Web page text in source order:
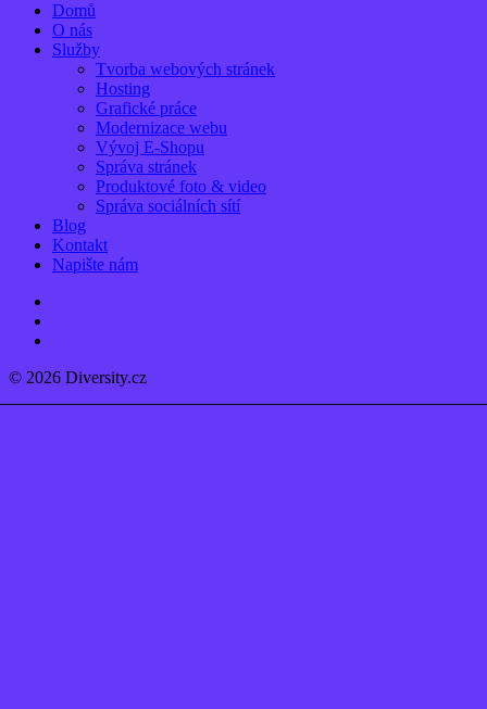
Close
Menu
Domů
O nás
Služby
Tvorba webových stránek
Hosting
Grafické práce
Modernizace webu
Vývoj E-Shopu
Správa stránek
Produktové foto & video
Správa sociálních sítí
Blog
Kontakt
Napište nám
© 2026 Diversity.cz